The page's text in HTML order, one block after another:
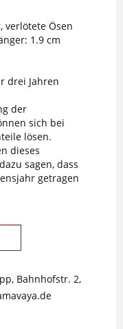
verlötete Ösen
1.9 cm
drei Jahren
der
sich bei
lösen.
dieses
sagen, dass
getragen
Bahnhofstr. 2,